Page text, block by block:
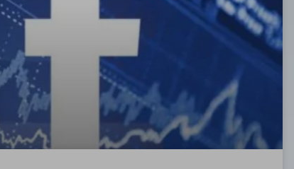
HABILITAR TODO